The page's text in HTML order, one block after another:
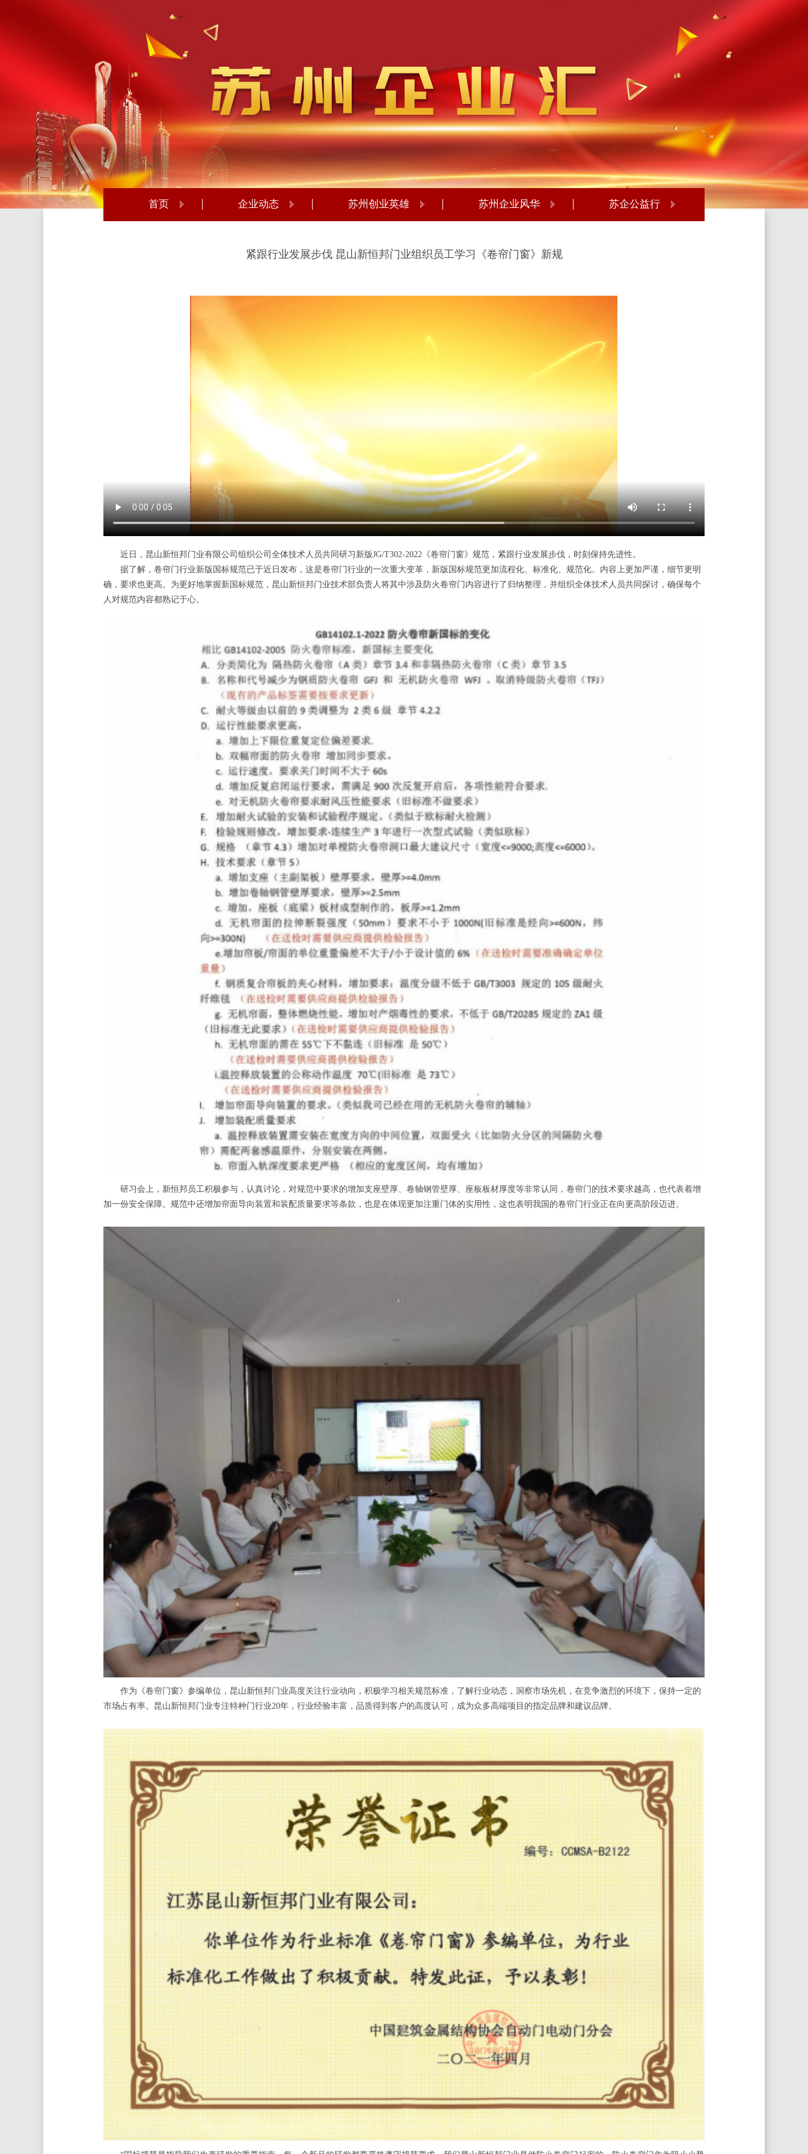
首页 企业动态 苏州创业英雄 苏州企业风华 苏企公益行
紧跟行业发展步伐 昆山新恒邦门业组织员工学习《卷帘门窗》新规
近日，昆山新恒邦门业有限公司组织公司全体技术人员共同研习新版JG/T302-2022《卷帘门窗》规范，紧跟行业发展步伐，时刻保持先进性。
据了解，卷帘门行业新版国标规范已于近日发布，这是卷帘门行业的一次重大变革，新版国标规范更加流程化、标准化、规范化。内容上更加严谨，细节更明
确，要求也更高。为更好地掌握新国标规范，昆山新恒邦门业技术部负责人将其中涉及防火卷帘门内容进行了归纳整理，并组织全体技术人员共同探讨，确保每个
人对规范内容都熟记于心。
研习会上，新恒邦员工积极参与，认真讨论，对规范中要求的增加支座壁厚、卷轴钢管壁厚、座板板材厚度等非常认同，卷帘门的技术要求越高，也代表着增
加一份安全保障。规范中还增加帘面导向装置和装配质量要求等条款，也是在体现更加注重门体的实用性，这也表明我国的卷帘门行业正在向更高阶段迈进。
作为《卷帘门窗》参编单位，昆山新恒邦门业高度关注行业动向，积极学习相关规范标准，了解行业动态，洞察市场先机，在竞争激烈的环境下，保持一定的
市场占有率。昆山新恒邦门业专注特种门行业20年，行业经验丰富，品质得到客户的高度认可，成为众多高端项目的指定品牌和建议品牌。